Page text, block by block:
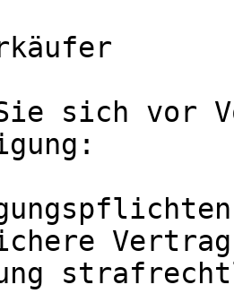
sich vor